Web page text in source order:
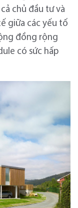
chủ đầu tư và
giữa các yếu tố
đồng rộng
có sức hấp